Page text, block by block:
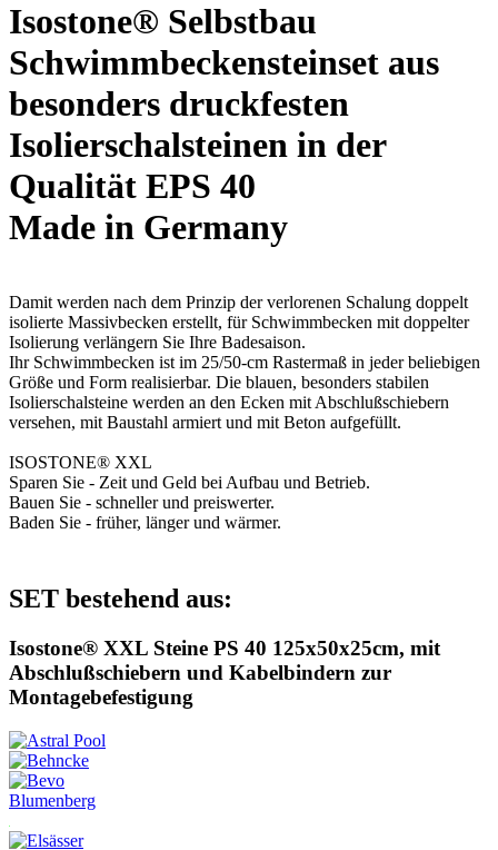
Isostone® Selbstbau
Schwimmbeckensteinset aus
besonders druckfesten
Isolierschalsteinen in der
Qualität EPS 40
Made in Germany
Damit werden nach dem Prinzip der verlorenen Schalung doppelt
isolierte Massivbecken erstellt, für Schwimmbecken mit doppelter
Isolierung verlängern Sie Ihre Badesaison.
Ihr Schwimmbecken ist im 25/50-cm Rastermaß in jeder beliebigen
Größe und Form realisierbar. Die blauen, besonders stabilen
Isolierschalsteine werden an den Ecken mit Abschlußschiebern
versehen, mit Baustahl armiert und mit Beton aufgefüllt.
ISOSTONE® XXL
Sparen Sie - Zeit und Geld bei Aufbau und Betrieb.
Bauen Sie - schneller und preiswerter.
Baden Sie - früher, länger und wärmer.
SET bestehend aus:
Isostone® XXL Steine PS 40 125x50x25cm, mit
Abschlußschiebern und Kabelbindern zur
Montagebefestigung
Blumenberg